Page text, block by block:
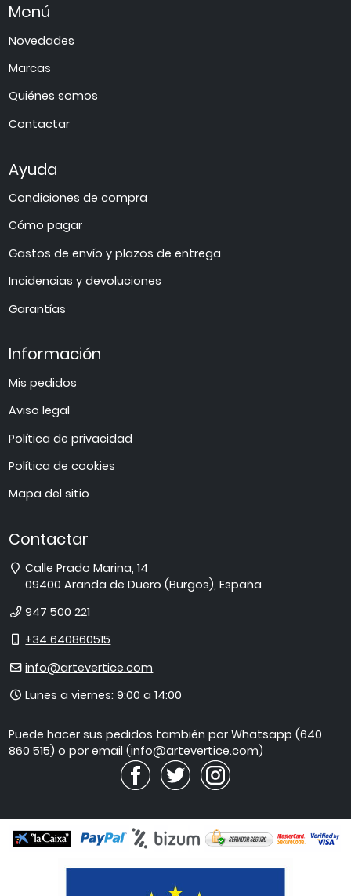
Menú
Novedades
Marcas
Quiénes somos
Contactar
Ayuda
Condiciones de compra
Cómo pagar
Gastos de envío y plazos de entrega
Incidencias y devoluciones
Garantías
Información
Mis pedidos
Aviso legal
Política de privacidad
Política de cookies
Mapa del sitio
Contactar
Dirección
Calle Prado Marina, 14
09400 Aranda de Duero (Burgos),España
Teléfono
947 500 221
Móvil
+34 640860515
E-
info@artevertice.com
Horario
atención
Lunes a viernes: 9:00 a 14:00
Puede hacer sus pedidos también por Whatsapp (640
860 515) o por email (info@artevertice.com)